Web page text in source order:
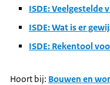
ISDE: Veelgestelde
ISDE: Wat is er
ISDE: Rekentool
Hoort bij: Bouwen en